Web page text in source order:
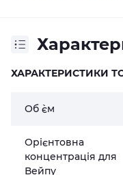
ХАРАКТЕРИСТИКИ
Об `єм
Орієнтовна
концентрація для
Вейпу